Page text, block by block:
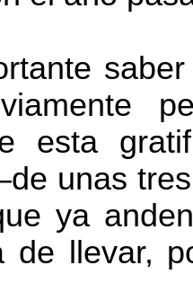
saber
esta
unas
ya
de llevar,